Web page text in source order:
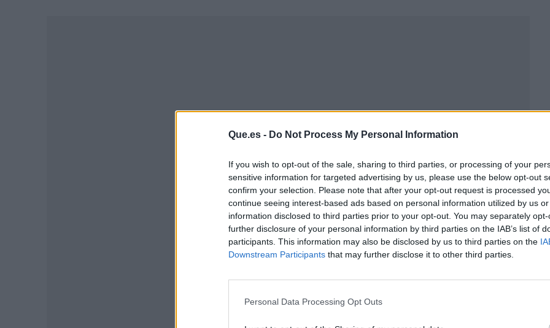
Que.es - Do Not Process My Personal Information
If you wish to opt-out of the sale, sharing to third parties, or processing of your
sensitive information for targeted advertising by us, please use the below opt-out
confirm your selection. Please note that after your opt-out request is processed
continue seeing interest-based ads based on personal information utilized by us
information disclosed to third parties prior to your opt-out. You may separately
further disclosure of your personal information by third parties on the IAB’s list of
participants. This information may also be disclosed by us to third parties on the
Downstream Participants that may further disclose it to other third parties.
Personal Data Processing Opt Outs
Publicidad